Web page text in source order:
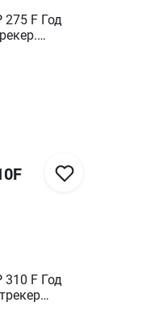
275 F Год
сухого
310 F Год